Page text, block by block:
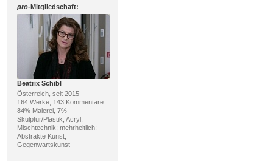
pro-Mitgliedschaft:
Beatrix Schibl
Österreich, seit 2015
164 Werke, 143 Kommentare
84% Malerei, 7%
Skulptur/Plastik; Acryl,
Mischtechnik; mehrheitlich:
Abstrakte Kunst,
Gegenwartskunst